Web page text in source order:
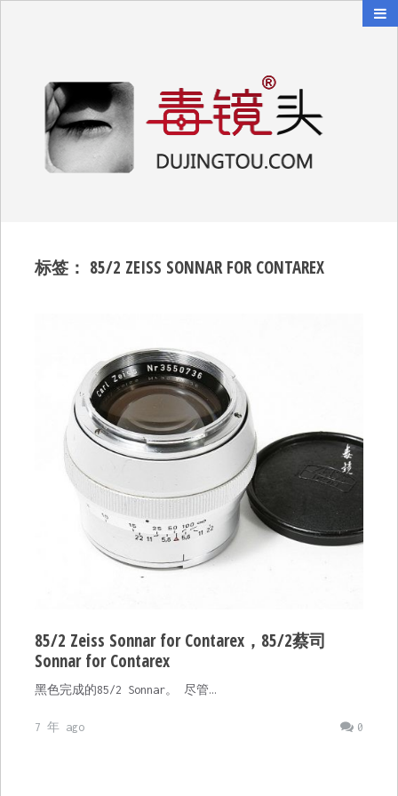
标签： 85/2 ZEISS SONNAR FOR CONTAREX
85/2 Zeiss Sonnar for Contarex，85/2蔡司
Sonnar for Contarex
黑色完成的85/2 Sonnar。 尽管…
0
7 年 ago